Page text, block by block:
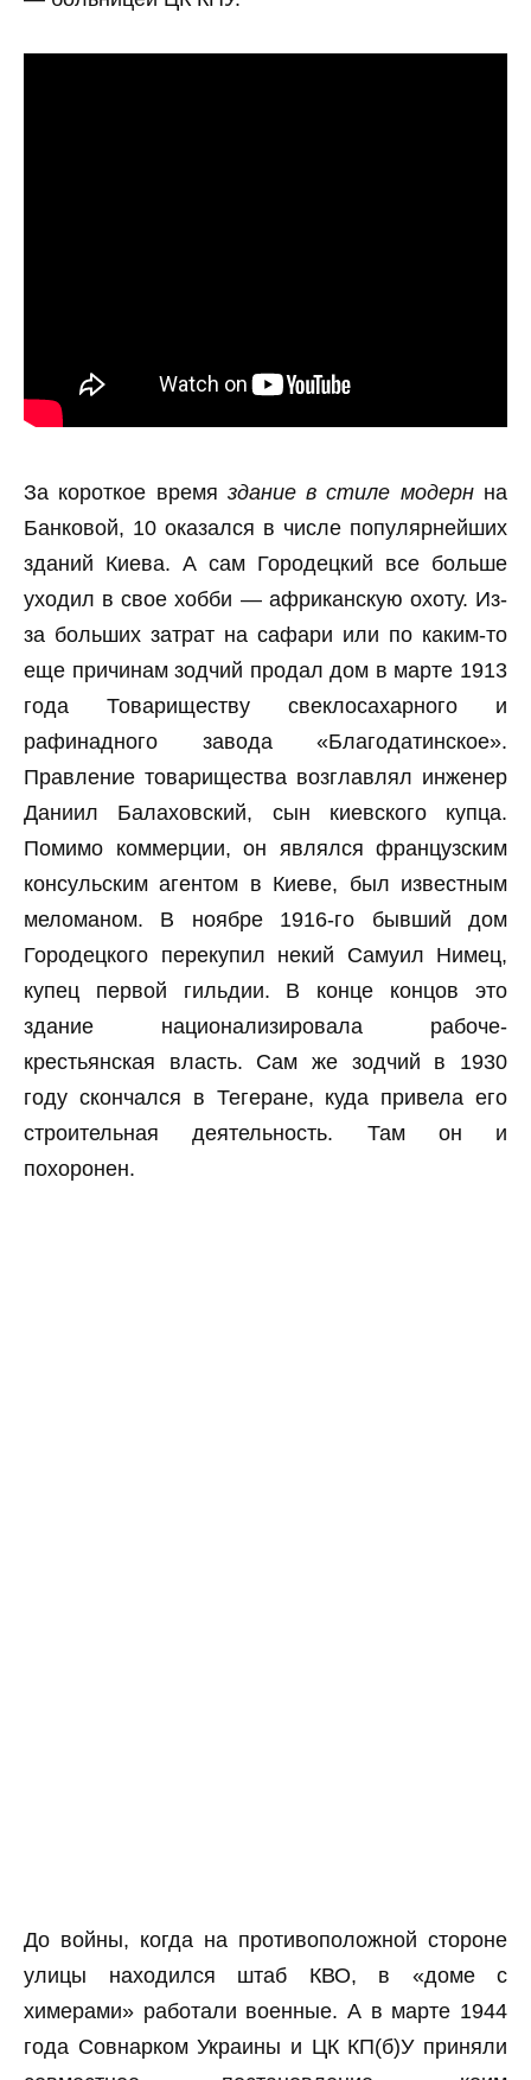
За короткое время здание в стиле модернна
Банковой, 10 оказался в числе популярнейших
зданий Киева. А сам Городецкий все больше
уходил в свое хобби — африканскую охоту. Из-
за больших затрат на сафари или по каким-то
еще причинам зодчий продал дом в марте 1913
года Товариществу свеклосахарного и
рафинадного завода «Благодатинское».
Правление товарищества возглавлял инженер
Даниил Балаховский, сын киевского купца.
Помимо коммерции, он являлся французским
консульским агентом в Киеве, был известным
меломаном. В ноябре 1916-го бывший дом
Городецкого перекупил некий Самуил Нимец,
купец первой гильдии. В конце концов это
здание национализировала рабоче-
крестьянская власть. Сам же зодчий в 1930
году скончался в Тегеране, куда привела его
строительная деятельность. Там он и
похоронен.
До войны, когда на противоположной стороне
улицы находился штаб КВО, в «доме с
химерами» работали военные. А в марте 1944
года Совнарком Украины и ЦК КП(б)У приняли